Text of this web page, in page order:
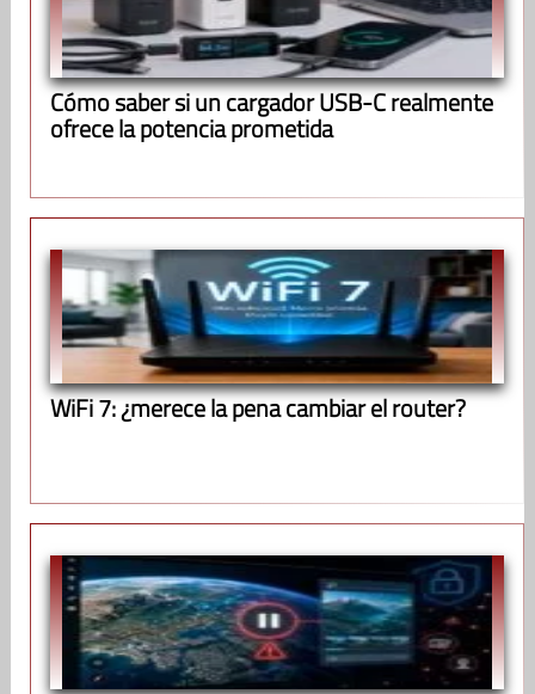
Cómo saber si un cargador USB-C realmente
ofrece la potencia prometida
WiFi 7: ¿merece la pena cambiar el router?